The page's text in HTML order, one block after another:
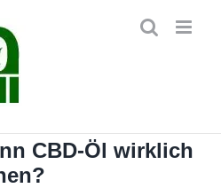
CBD-Öl wirklich